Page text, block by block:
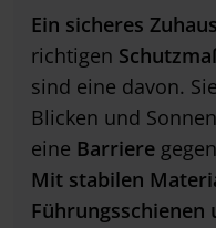
Ein sicheres
richtigen
sind eine davon.
Blicken und
eine Barriere
Mit stabilen